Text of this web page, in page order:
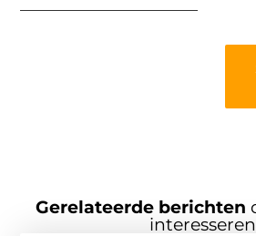
Gerelateerde berichten